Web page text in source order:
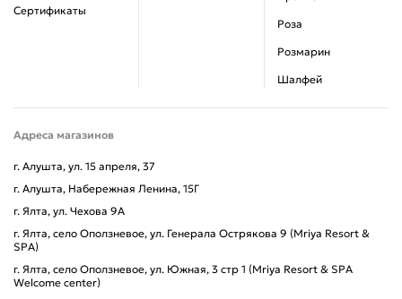
Сертификаты
Роза
Розмарин
Шалфей
Адреса магазинов
г. Алушта, ул. 15 апреля, 37
г. Алушта, Набережная Ленина, 15Г
г. Ялта, ул. Чехова 9А
г. Ялта, село Оползневое, ул. Генерала Острякова 9 (Mriya Resort &
SPA)
г. Ялта, село Оползневое, ул. Южная, 3 стр 1 (Mriya Resort & SPA
Welcome center)